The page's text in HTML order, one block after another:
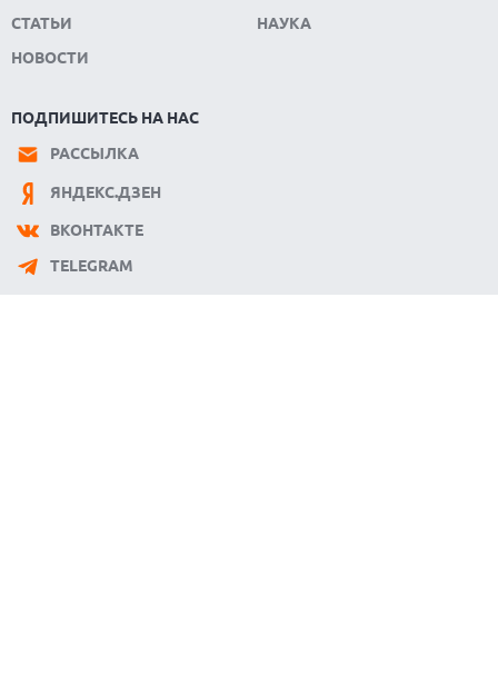
СТАТЬИ
НОВОСТИ
НАУКА
ПОДПИШИТЕСЬ НА НАС
РАССЫЛКА
ЯНДЕКС.ДЗЕН
ВКОНТАКТЕ
TELEGRAM